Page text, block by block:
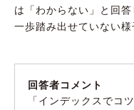
は「わからない」と回
一歩踏み出せていない様
回答者コメント
「インデックスでコ